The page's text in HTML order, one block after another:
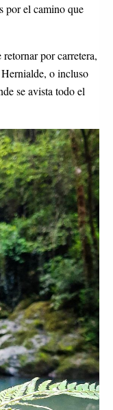
por el camino que
retornar por carretera,
o incluso
se avista todo el